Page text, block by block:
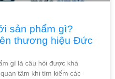
sản phẩm gì?
thương hiệu Đức
gì là câu hỏi được khá
tâm khi tìm kiếm các